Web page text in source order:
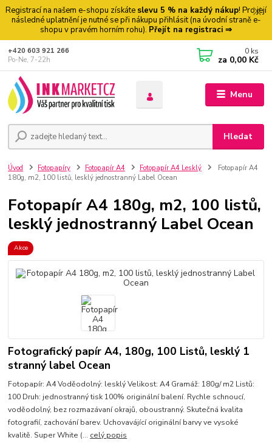
Registrací na našem e-shopu získáte slevu 5 % na každý nákup! Pro její
následné uplatnění je nutné se při nákupu přihlásit (na úvodní straně e-
shopu v pravém horním rohu). Přejít na registraci ⇒
Menu
Hledat
+420 603 921 266
Po-Ne, 7-22h
0 ks
za 0,00 Kč
Úvod Fotopapíry Fotopapír A4 Fotopapír A4 Lesklý
Fotopapír A4
180g, m2, 100 listů, lesklý jednostranný Label Ocean
Fotopapír A4 180g, m2, 100 listů,
lesklý jednostranný Label Ocean
Akce
Fotografický papír A4, 180g, 100 Listů, lesklý 1
stranný label Ocean
Fotopapír: A4 Voděodolný: lesklý Velikost: A4 Gramáž: 180g/ m2 Listů:
100 Druh: jednostranný tisk 100% originální balení. Rychle schnoucí,
voděodolný, bez rozmazávaní okrajů, oboustranný. Skutečná kvalita
fotografií, zachování barev. Uchovavájící originální barvy ve vysoké
kvalitě. Super White (... celý popis